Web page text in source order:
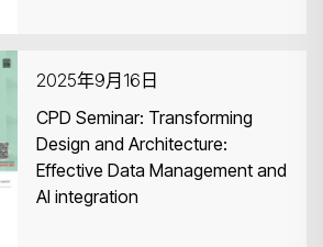
2025年9月16日
CPD Seminar: Transforming
Design and Architecture:
Effective Data Management and
AI integration